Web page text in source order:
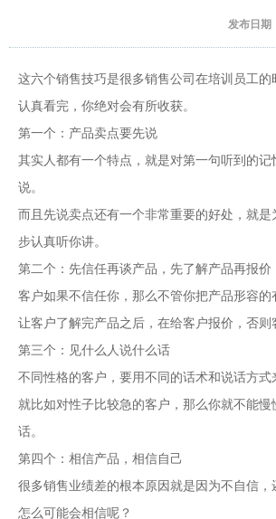
发布日期
这六个销售技巧是很多销售公司在培训员工
认真看完，你绝对会有所收获。
第一个：产品卖点要先说
其实人都有一个特点，就是对第一句听到的
说。
而且先说卖点还有一个非常重要的好处，就
步认真听你讲。
第二个：先信任再谈产品，先了解产品再报价
客户如果不信任你，那么不管你把产品形容
让客户了解完产品之后，在给客户报价，否
第三个：见什么人说什么话
不同性格的客户，要用不同的话术和说话方式
就比如对性子比较急的客户，那么你就不能
话。
第四个：相信产品，相信自己
很多销售业绩差的根本原因就是因为不自信
怎么可能会相信呢？